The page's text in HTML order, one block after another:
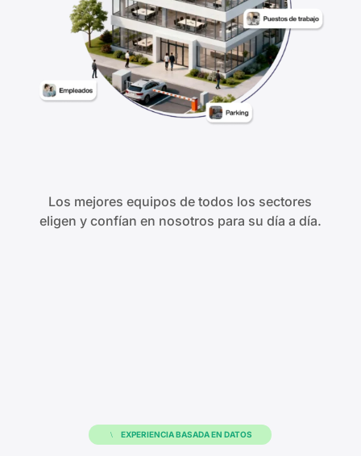
Los mejores equipos de todos los sectores
eligen y confían en nosotros para su día a día.
EXPERIENCIA BASADA EN DATOS